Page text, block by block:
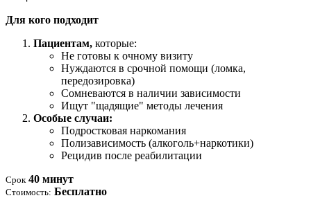
Для кого подходит
Пациентам, которые:
Не готовы к очному визиту
Нуждаются в срочной помощи (ломка,
передозировка)
Сомневаются в наличии зависимости
Ищут "щадящие" методы лечения
Особые случаи:
Подростковая наркомания
Полизависимость (алкоголь+наркотики)
Рецидив после реабилитации
Срок 40 минут
Стоимость: Бесплатно